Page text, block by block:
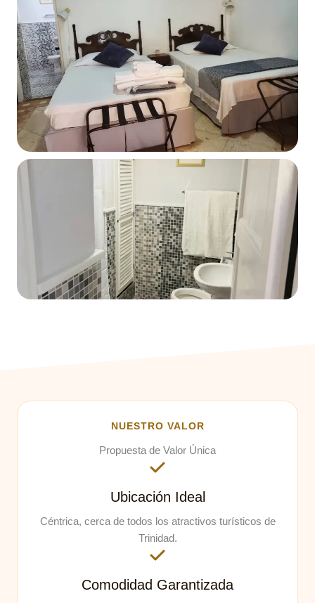
NUESTRO VALOR
Propuesta de Valor Única
Ubicación Ideal
Céntrica, cerca de todos los atractivos turísticos de
Trinidad.
Comodidad Garantizada